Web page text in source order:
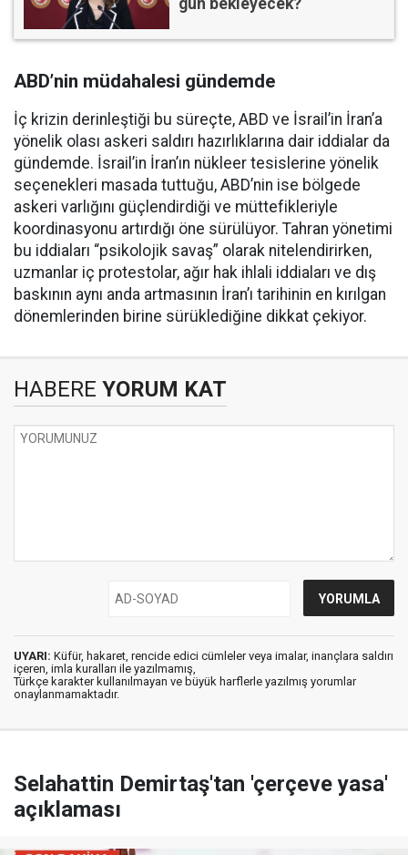
gün bekleyecek?
ABD’nin müdahalesi gündemde
İç krizin derinleştiği bu süreçte, ABD ve İsrail’in İran’a
yönelik olası askeri saldırı hazırlıklarına dair iddialar da
gündemde. İsrail’in İran’ın nükleer tesislerine yönelik
seçenekleri masada tuttuğu, ABD’nin ise bölgede
askeri varlığını güçlendirdiği ve müttefikleriyle
koordinasyonu artırdığı öne sürülüyor. Tahran yönetimi
bu iddiaları “psikolojik savaş” olarak nitelendirirken,
uzmanlar iç protestolar, ağır hak ihlali iddiaları ve dış
baskının aynı anda artmasının İran’ı tarihinin en kırılgan
dönemlerinden birine sürüklediğine dikkat çekiyor.
HABERE YORUM KAT
UYARI: Küfür, hakaret, rencide edici cümleler veya imalar, inançlara saldırı
içeren, imla kuralları ile yazılmamış,
Türkçe karakter kullanılmayan ve büyük harflerle yazılmış yorumlar
onaylanmamaktadır.
Selahattin Demirtaş'tan 'çerçeve yasa'
açıklaması